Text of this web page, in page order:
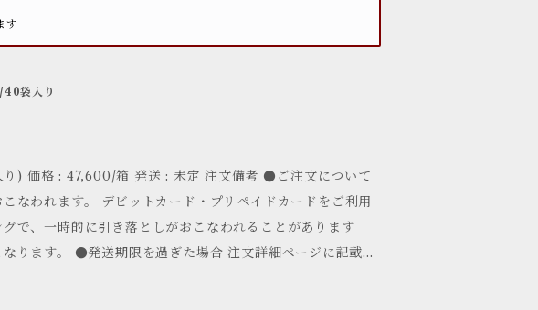
す
袋入り
ついて
なわれます。 デビットカード・プリペイドカードをご利用
で、一時的に引き落としがおこなわれることがあります
ります。 ●発送期限を過ぎた場合 注文詳細ページに記載さ